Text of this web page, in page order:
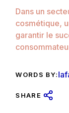
Dans un
cosmétique,
garantir le
WORDS BY:
SHARE